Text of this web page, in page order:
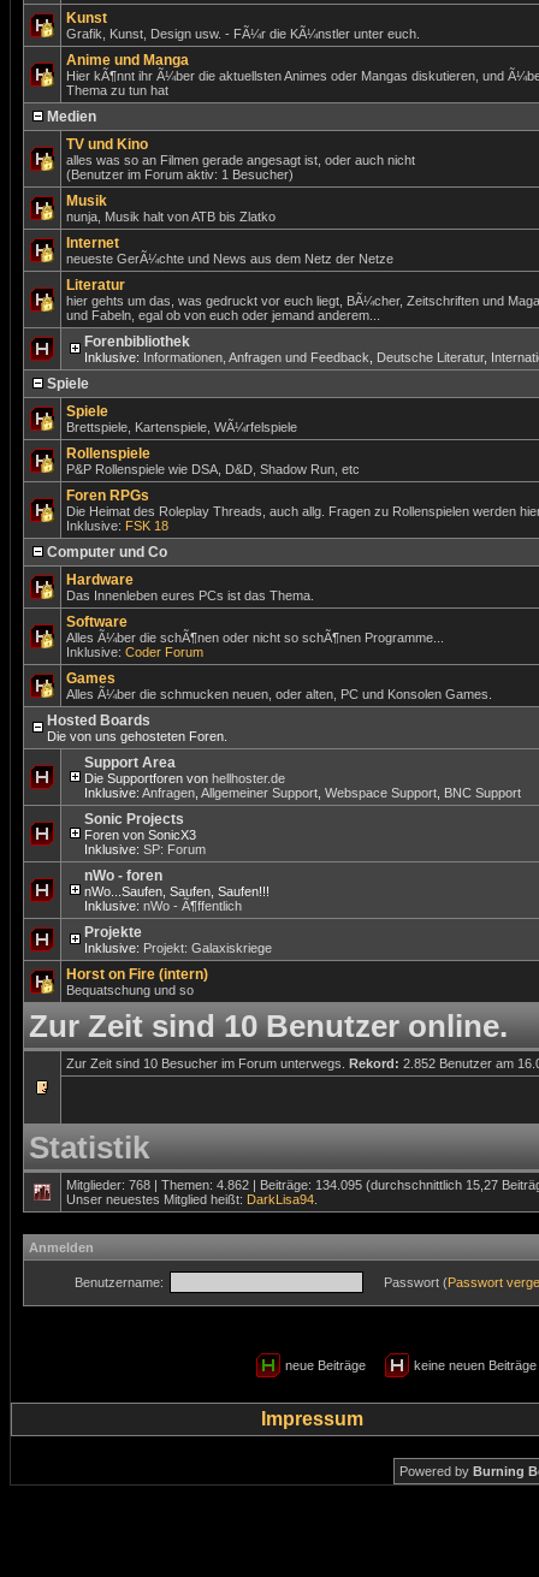
Kunst
Grafik, Kunst, Design usw. - FÃ¼r die KÃ¼nstler unter euch.
Anime und Manga
Hier kÃ¶nnt ihr Ã¼ber die aktuellsten Animes oder Mangas diskutieren, und
Thema zu tun hat
Medien
TV und Kino
alles was so an Filmen gerade angesagt ist, oder auch nicht
(Benutzer im Forum aktiv: 1 Besucher)
Musik
nunja, Musik halt von ATB bis Zlatko
Internet
neueste GerÃ¼chte und News aus dem Netz der Netze
Literatur
hier gehts um das, was gedruckt vor euch liegt, BÃ¼cher, Zeitschriften und
und Fabeln, egal ob von euch oder jemand anderem...
Forenbibliothek
Inklusive: Informationen, Anfragen und Feedback Deutsche Literatur,
Spiele
Spiele
Brettspiele, Kartenspiele, WÃ¼rfelspiele
Rollenspiele
P&P Rollenspiele wie DSA, D&D, Shadow Run, etc
Foren RPGs
Die Heimat des Roleplay Threads, auch allg. Fragen zu Rollenspielen werden
Inklusive: FSK 18
Computer und Co
Hardware
Das Innenleben eures PCs ist das Thema.
Software
Alles Ã¼ber die schÃ¶nen oder nicht so schÃ¶nen Programme...
Inklusive: Coder Forum
Games
Alles Ã¼ber die schmucken neuen, oder alten, PC und Konsolen Games.
Hosted Boards
Die von uns gehosteten Foren.
Support Area
Die Supportforen von hellhoster.de
Inklusive: Anfragen Allgemeiner Support Webspace Support BNC Support
Sonic Projects
Foren von SonicX3
Inklusive: SP: Forum
nWo - foren
nWo...Saufen, Saufen, Saufen!!!
Inklusive: nWo - Ã¶ffentlich
Projekte
Inklusive: Projekt: Galaxiskriege
Horst on Fire (intern)
Bequatschung und so
Zur Zeit sind 10 Benutzer online.
Zur Zeit sind 10 Besucher im Forum unterwegs. Rekord: 2.852 Benutzer am
Statistik
Mitglieder: 768 | Themen: 4.862 | Beiträge: 134.095 (durchschnittlich 15,27
Unser neuestes Mitglied heißt: DarkLisa94
Anmelden
Benutzername: Passwort (Passwort
neue Beiträge keine neuen
Impressum
Powered by Burning